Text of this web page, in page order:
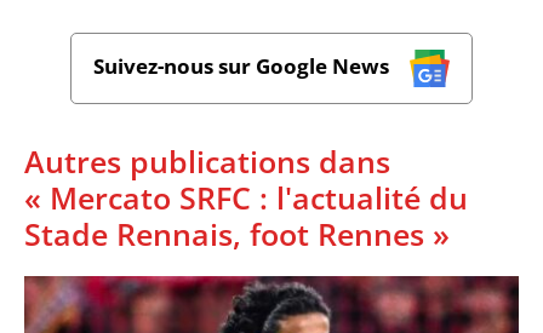
Suivez-nous sur Google News
Autres publications dans
« Mercato SRFC : l'actualité du
Stade Rennais, foot Rennes »